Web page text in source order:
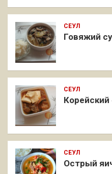
СЕУЛ
Говяжий
СЕУЛ
Корейский
СЕУЛ
Острый